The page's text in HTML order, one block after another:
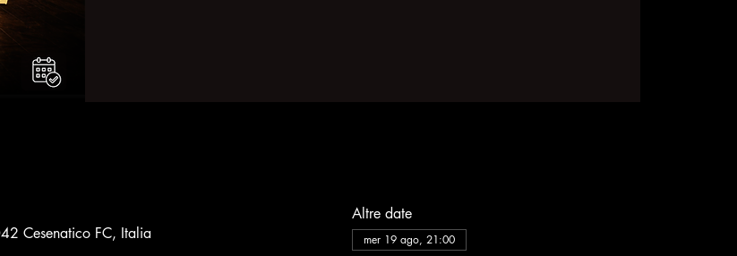
Cesenatico FC, Italia
Altre date
mer 19 ago, 21:00